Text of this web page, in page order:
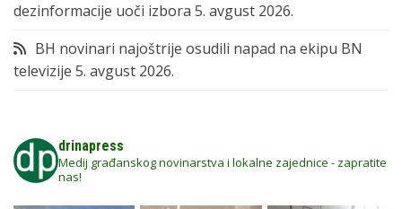
dezinformacije uoči izbora 5. avgust 2026.
BH novinari najoštrije osudili napad na ekipu BN
televizije 5. avgust 2026.
drinapress
Medij građanskog novinarstva i lokalne zajednice - zapratite
nas!